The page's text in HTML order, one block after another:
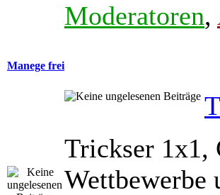
Moderatoren,
Manege frei
Trickser 1x1,
Wettbewerbe